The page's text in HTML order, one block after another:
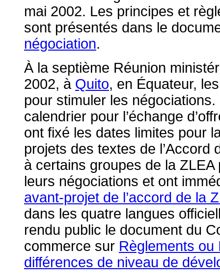
mai 2002. Les principes et
sont présentés dans le
négociation.
À la septième Réunion
2002, à Quito, en Équateur,
pour stimuler les
calendrier pour l’échange
ont fixé les dates limites pour
projets des textes de l’Accord
à certains groupes de la
leurs négociations et ont
avant-projet de l’accord de la
dans les quatre langues
rendu public le document du
commerce sur Règlements
différences de niveau de